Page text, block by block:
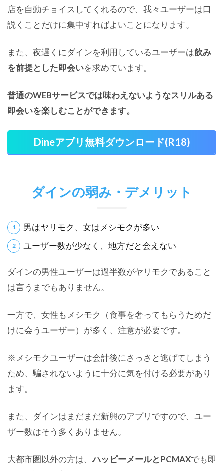
店を自動チョイスしてくれるので、 我々ユーザーは口
説くことだけに集中すればよいことになります。
また、夜遅くにダインを利用しているユーザーは飲み
を前提とした即会いを求めています。
普通のWEBサービスでは味わえないようなスリルある
即会いを楽しむことができます。
Dineアプリ無料ダウンロード(R18)
ダインの弱み・デメリット
男はヤリモク、女はメシモクが多い
ユーザー数が少なく、地方だと会えない
ダインの男性ユーザーは過半数がヤリモクであること
は言うまでもありません。
一方で、女性もメシモク（食事を奢ってもらうためだ
けに会うユーザー）が多く、注意が必要です。
※メシモクユーザーは会計後にさっさと逃げてしまう
ため、騙されないように十分に気を付ける必要があり
ます。
また、ダインはまだまだ新興のアプリですので、ユー
ザー数はそう多くありません。
大都市圏以外の方は、ハッピーメールとPCMAXでも即